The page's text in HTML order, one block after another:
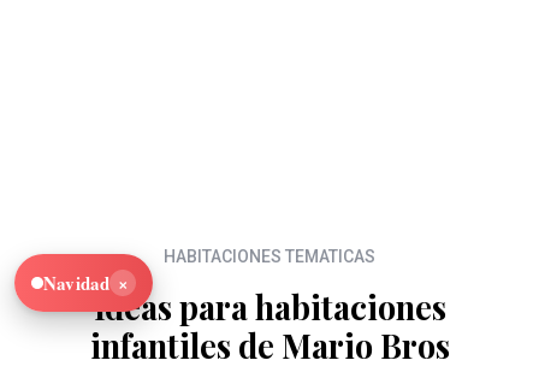
HABITACIONES TEMATICAS
Ideas para habitaciones
infantiles de Mario Bros
Navidad ×